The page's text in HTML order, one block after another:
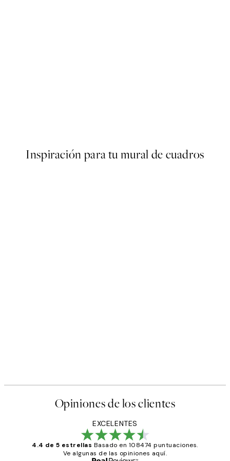
Inspiración para tu mural de cuadros
Opiniones de los clientes
EXCELENTES
4.4 de 5 estrellas Basado en 108474 puntuaciones.
Ve algunas de las opiniones aquí.